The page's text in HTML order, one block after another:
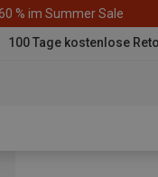
% im Summer Sale
100 Tage kostenlose